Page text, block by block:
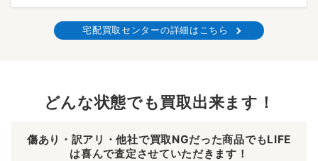
宅配買取センターの詳細はこちら
どんな状態でも買取出来ます！
傷あり・訳アリ・他社で買取NGだった商品でもLIFE
は喜んで査定させていただきます！